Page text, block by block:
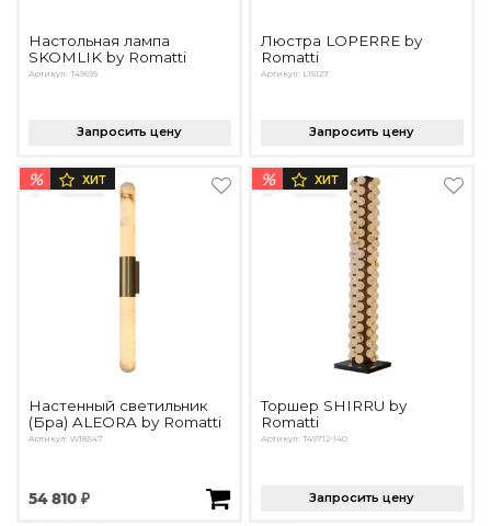
Настольная лампа
SKOMLIK by Romatti
Артикул: T49699
Запросить цену
Люстра LOPERRE by
Romatti
Артикул: L15127
Запросить цену
% ХИТ
Настенный светильник
(Бра) ALEORA by Romatti
Артикул: W18547
54 810 ₽
% ХИТ
Торшер SHIRRU by
Romatti
Артикул: T49712-140
Запросить цену